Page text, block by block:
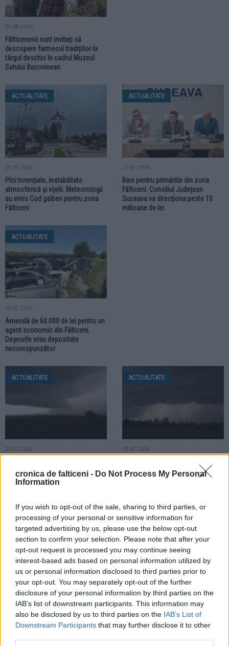
cronica de falticeni - Do Not Process My Personal
Information
If you wish to opt-out of the sale, sharing to third parties, or
processing of your personal or sensitive information for
targeted advertising by us, please use the below opt-out
section to confirm your selection. Please note that after your
opt-out request is processed you may continue seeing
interest-based ads based on personal information utilized by
us or personal information disclosed to third parties prior to
your opt-out. You may separately opt-out of the further
disclosure of your personal information by third parties on the
IAB’s list of downstream participants. This information may
also be disclosed by us to third parties on the IAB’s List of
Downstream Participants that may further disclose it to other
01.08.2026
Fălticenenii sunt invitați să
descopere farmecul tradițiilor la
târgul deschis în cadrul Muzeul
Satului Bucovinean
ACTUALITATE
27.07.2026
Ploi torențiale, instabilitate
atmosferică și vijelii. Meteorologii
au emis Cod galben pentru zona
Fălticeni
ACTUALITATE
21.07.2026
Bani pentru primăriile din zona
Fălticeni. Consiliul Județean
Suceava va direcționa peste 10
milioane de lei
ACTUALITATE
20.07.2026
Amendă de 60.000 de lei pentru un
agent economic din Fălticeni.
Deșeurile erau depozitate
necorespunzător
ACTUALITATE
20.07.2026
portocaliu pentru zona Fălticeni.
Sunt anunțate furtuni și ploi
ACTUALITATE
19.07.2026
portocaliu pentru zona Fălticeni.
Ploile torențiale vor fi însoțite de
ACTUALITATE
07.07.2026
Meteorologii au emis două Coduri
galbene pentru zona Fălticeni. Sunt
anunțate ploi torențiale și vijelii